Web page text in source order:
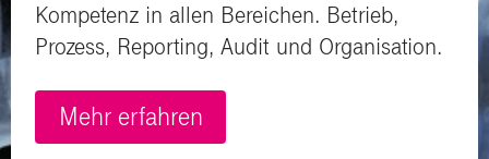
Kompetenz in allen Bereichen. Betrieb,
Prozess, Reporting, Audit und Organisation.
Mehr erfahren